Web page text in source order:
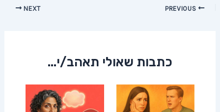
Post
NEXT
כתבות שאולי תאהב/י...